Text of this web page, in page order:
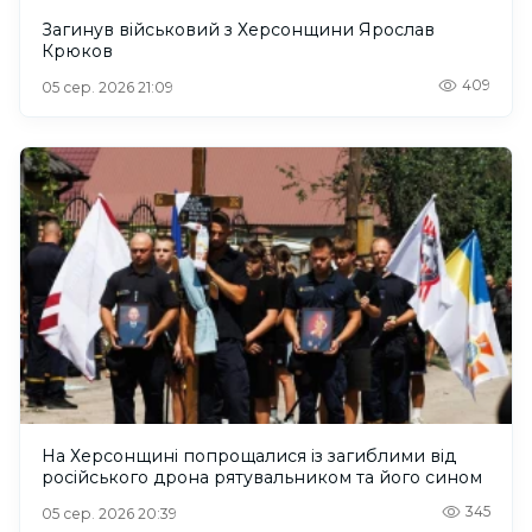
Загинув військовий з Херсонщини Ярослав
Крюков
05 сер. 2026 21:09 409
На Херсонщині попрощалися із загиблими від
російського дрона рятувальником та його сином
05 сер. 2026 20:39 345